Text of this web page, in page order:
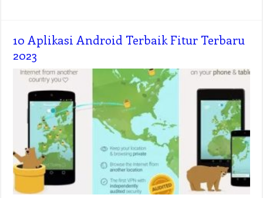
10 Aplikasi Android Terbaik Fitur Terbaru
2023